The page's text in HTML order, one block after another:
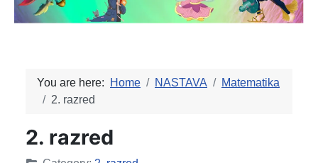
You are here: Home NASTAVA
Matematika
2. razred
2. razred